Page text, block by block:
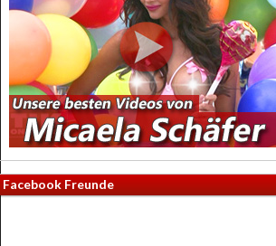
Facebook Freunde